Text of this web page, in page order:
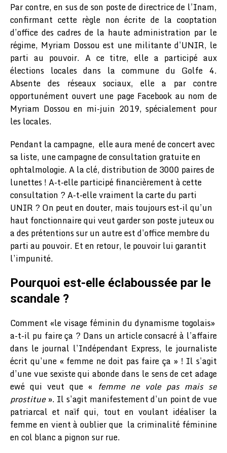
Par contre, en sus de son poste de directrice de l’Inam,
confirmant cette règle non écrite de la cooptation
d’office des cadres de la haute administration par le
régime, Myriam Dossou est une militante d’UNIR, le
parti au pouvoir. A ce titre, elle a participé aux
élections locales dans la commune du Golfe 4.
Absente des réseaux sociaux, elle a par contre
opportunément ouvert une page Facebook au nom de
Myriam Dossou en mi-juin 2019, spécialement pour
les locales.
Pendant la campagne, elle aura mené de concert avec
sa liste, une campagne de consultation gratuite en
ophtalmologie. A la clé, distribution de 3000 paires de
lunettes ! A-t-elle participé financièrement à cette
consultation ? A-t-elle vraiment la carte du parti
UNIR ? On peut en douter, mais toujours est-il qu’un
haut fonctionnaire qui veut garder son poste juteux ou
a des prétentions sur un autre est d’office membre du
parti au pouvoir. Et en retour, le pouvoir lui garantit
l’impunité.
Pourquoi est-elle éclaboussée par le
scandale ?
Comment «le visage féminin du dynamisme togolais»
a-t-il pu faire ça ? Dans un article consacré à l’affaire
dans le journal l’Indépendant Express, le journaliste
écrit qu’une « femme ne doit pas faire ça » ! Il s’agit
d’une vue sexiste qui abonde dans le sens de cet adage
ewé qui veut que « femme ne vole pas mais se
prostitue». Il s’agit manifestement d’un point de vue
patriarcal et naïf qui, tout en voulant idéaliser la
femme en vient à oublier que la criminalité féminine
en col blanc a pignon sur rue.